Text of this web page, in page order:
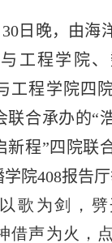
30日晚，由海
工程学院
工程学院四
联合承办的“
新程”四院联
学院408报告厅
为剑，劈
借声为火，